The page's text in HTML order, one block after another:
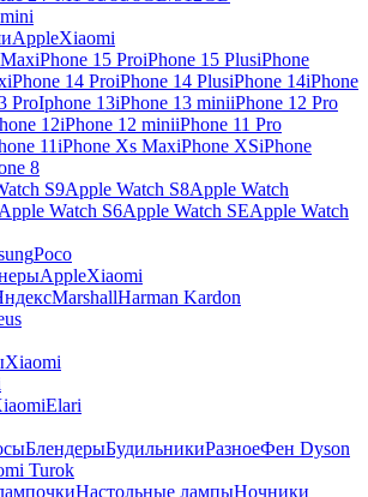
AppleXiaomi
iPhone 15 ProiPhone 15 PlusiPhone
iPhone 14 ProiPhone 14 PlusiPhone 14iPhone
ProIphone 13iPhone 13 miniiPhone 12 Pro
12iPhone 12 miniiPhone 11 Pro
11iPhone Xs MaxiPhone XSiPhone
8
S9Apple Watch S8Apple Watch
Apple Watch S6Apple Watch SEApple Watch
Poco
AppleXiaomi
MarshallHarman Kardon
Xiaomi
Elari
БлендерыБудильникиРазноеФен Dyson
Turok
Настольные лампыНочники